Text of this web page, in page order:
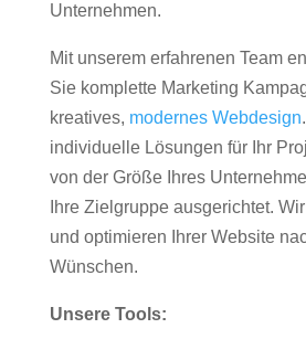
Unternehmen.
Mit unserem erfahrenen Team
Sie komplette Marketing
kreatives, modernes Webdesign
individuelle Lösungen für Ihr
von der Größe Ihres
Ihre Zielgruppe ausgerichtet.
und optimieren Ihrer Website
Wünschen.
Unsere Tools: